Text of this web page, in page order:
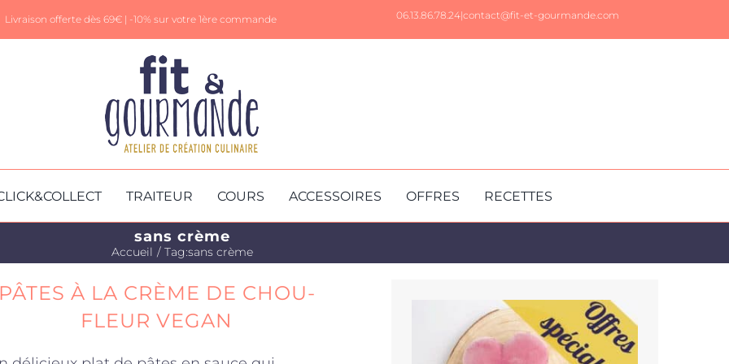
Livraison offerte dès 69€ | -10% sur votre 1ère commande 06.13.86.78.24|contact@fit-et-gourmande.com
TRAITEUR COURS ACCESSOIRES OFFRES RECETTES
sans crème
Accueil Tag:sans crème
PÂTES À LA CRÈME DE CHOU-
FLEUR VEGAN